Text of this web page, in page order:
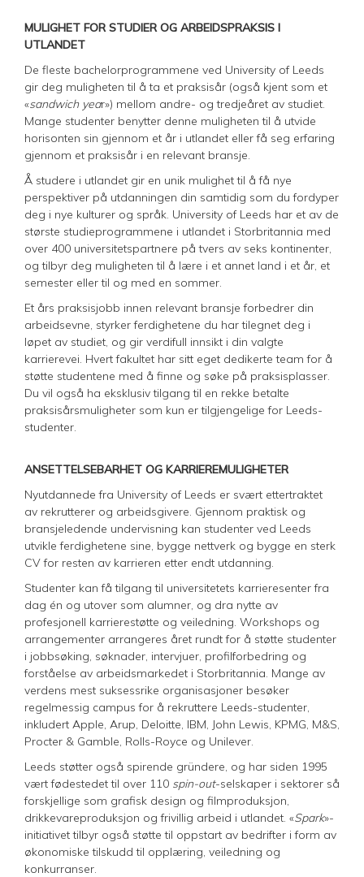
MULIGHET FOR STUDIER OG ARBEIDSPRAKSIS I
UTLANDET
De fleste bachelorprogrammene ved University of Leeds
gir deg muligheten til å ta et praksisår (også kjent som et
«sandwich year») mellom andre- og tredjeåret av studiet.
Mange studenter benytter denne muligheten til å utvide
horisonten sin gjennom et år i utlandet eller få seg erfaring
gjennom et praksisår i en relevant bransje.
Å studere i utlandet gir en unik mulighet til å få nye
perspektiver på utdanningen din samtidig som du fordyper
deg i nye kulturer og språk. University of Leeds har et av de
største studieprogrammene i utlandet i Storbritannia med
over 400 universitetspartnere på tvers av seks kontinenter,
og tilbyr deg muligheten til å lære i et annet land i et år, et
semester eller til og med en sommer.
Et års praksisjobb innen relevant bransje forbedrer din
arbeidsevne, styrker ferdighetene du har tilegnet deg i
løpet av studiet, og gir verdifull innsikt i din valgte
karrierevei. Hvert fakultet har sitt eget dedikerte team for å
støtte studentene med å finne og søke på praksisplasser.
Du vil også ha eksklusiv tilgang til en rekke betalte
praksisårsmuligheter som kun er tilgjengelige for Leeds-
studenter.
ANSETTELSEBARHET OG KARRIEREMULIGHETER
Nyutdannede fra University of Leeds er svært ettertraktet
av rekrutterer og arbeidsgivere. Gjennom praktisk og
bransjeledende undervisning kan studenter ved Leeds
utvikle ferdighetene sine, bygge nettverk og bygge en sterk
CV for resten av karrieren etter endt utdanning.
Studenter kan få tilgang til universitetets karrieresenter fra
dag én og utover som alumner, og dra nytte av
profesjonell karrierestøtte og veiledning. Workshops og
arrangementer arrangeres året rundt for å støtte studenter
i jobbsøking, søknader, intervjuer, profilforbedring og
forståelse av arbeidsmarkedet i Storbritannia. Mange av
verdens mest suksessrike organisasjoner besøker
regelmessig campus for å rekruttere Leeds-studenter,
inkludert Apple, Arup, Deloitte, IBM, John Lewis, KPMG, M&S,
Procter & Gamble, Rolls-Royce og Unilever.
Leeds støtter også spirende gründere, og har siden 1995
vært fødestedet til over 110 spin-out-selskaper i sektorer så
forskjellige som grafisk design og filmproduksjon,
drikkevareproduksjon og frivillig arbeid i utlandet. «Spark»-
initiativet tilbyr også støtte til oppstart av bedrifter i form av
økonomiske tilskudd til opplæring, veiledning og
konkurranser.